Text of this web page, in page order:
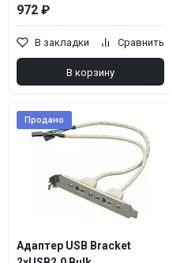
972 ₽
В закладки Сравнить
В корзину
Продано
Адаптер USB Bracket